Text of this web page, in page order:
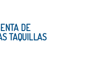
DE
TAQUILLAS